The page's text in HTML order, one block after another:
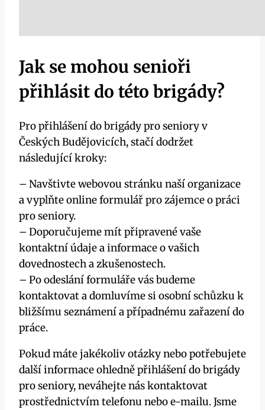
Jak se mohou senioři
přihlásit do této brigády?
Pro přihlášení do brigády pro seniory v
Českých Budějovicích, stačí dodržet
následující kroky:
– Navštivte webovou stránku naší organizace
a vyplňte online formulář pro zájemce o práci
pro seniory.
– Doporučujeme mít připravené vaše
kontaktní údaje a informace o vašich
dovednostech a zkušenostech.
– Po odeslání formuláře vás budeme
kontaktovat a domluvíme si osobní schůzku k
bližšímu seznámení a případnému zařazení do
práce.
Pokud máte jakékoliv otázky nebo potřebujete
další informace ohledně přihlášení do brigády
pro seniory, neváhejte nás kontaktovat
prostřednictvím telefonu nebo e-mailu. Jsme